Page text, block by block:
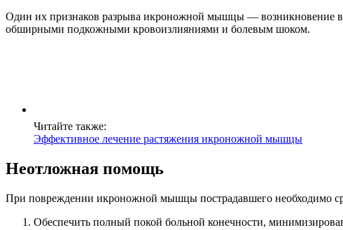
Один их признаков разрыва икроножной мышцы — возникновение в
обширными подкожными кровоизлияниями и болевым шоком.
Читайте также:
Эффективное лечение растяжения икроножной мышцы
Неотложная помощь
При повреждении икроножной мышцы пострадавшего необходимо
Обеспечить полный покой больной конечности,